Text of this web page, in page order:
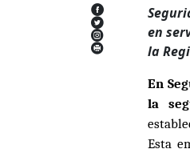
en
la
En
la
Esta